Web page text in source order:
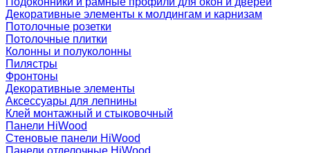
Декоративные элементы к молдингам и карнизам
Потолочные розетки
Потолочные плитки
Колонны и полуколонны
Пилястры
Фронтоны
Декоративные элементы
Аксессуары для лепнины
Клей монтажный и стыковочный
Панели HiWood
Стеновые панели HiWood
Панели отделочные HiWood